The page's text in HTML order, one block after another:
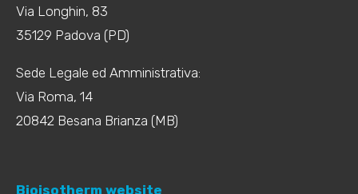
Via Longhin, 83
35129 Padova (PD)
Sede Legale ed Amministrativa:
Via Roma, 14
20842 Besana Brianza (MB)
Bioisotherm website